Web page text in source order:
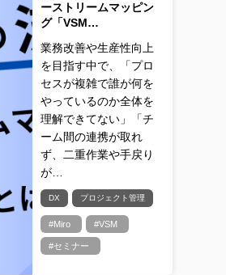
ーストリームマッピン
グ「VSM…
業務改善や生産性向上
を目指す中で、「プロ
セスが複雑で誰が何を
やっているのか全体を
理解できてない」「チ
ーム間の連携が取れ
ず、二重作業や手戻り
が…
DX プロジェクト管理
#Miro #VSM
#セミナー